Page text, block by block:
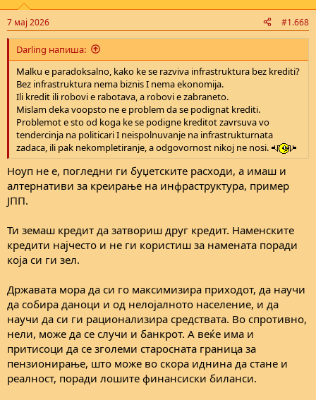
s
:
7 мај 2026 #1.668
Darling напиша:
Malku e paradoksalno, kako ke se razviva infrastruktura bez krediti?
Bez infrastruktura nema biznis I nema ekonomija.
Ili kredit ili robovi e rabotava, a robovi e zabraneto.
Mislam deka voopsto ne e problem da se podignat krediti.
Problemot e sto od koga ke se podigne kreditot zavrsuva vo
tendercinja na politicari I neispolnuvanje na infrastrukturnata
zadaca, ili pak nekompletiranje, a odgovornost nikoj ne nosi.
Ноуп не е, погледни ги буџетските расходи, а имаш и
алтернативи за креирање на инфраструктура, пример
ЈПП.
Ти земаш кредит да затвориш друг кредит. Наменските
кредити најчесто и не ги користиш за намената поради
која си ги зел.
Државата мора да си го максимизира приходот, да научи
да собира даноци и од нелојалното население, и да
научи да си ги рационализира средствата. Во спротивно,
нели, може да се случи и банкрот. А веќе има и
притисоци да се зголеми старосната граница за
пензионирање, што може во скора иднина да стане и
реалност, поради лошите финансиски биланси.